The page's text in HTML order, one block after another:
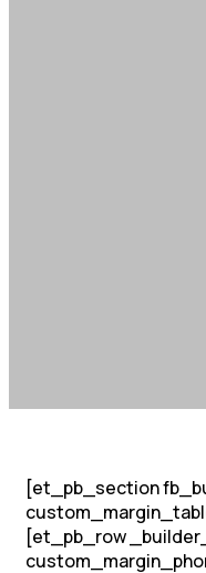
[et_pb_section
[et_pb_row